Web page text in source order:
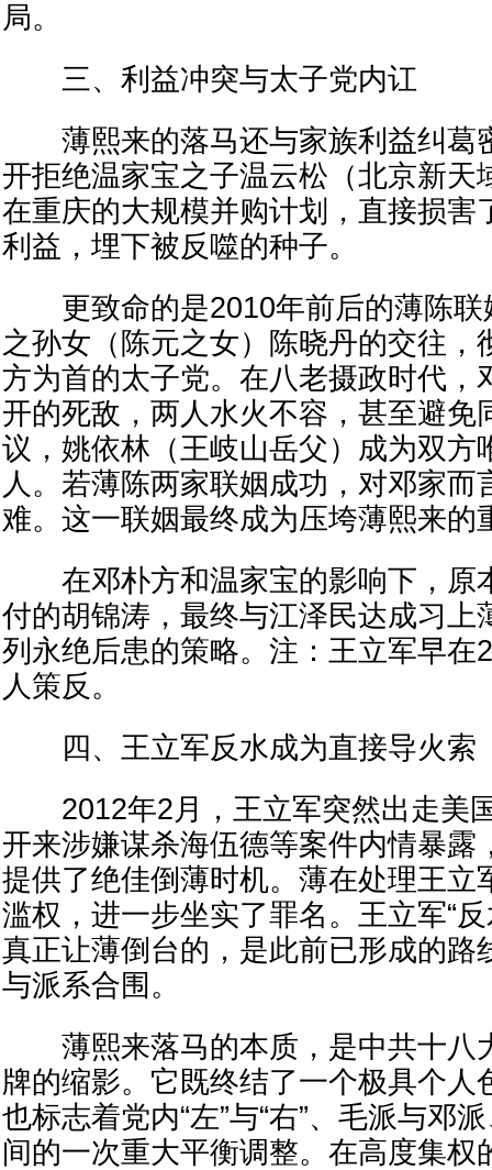
局。
三、利益冲突与太子党内讧
薄熙来的落马还与家族利益纠葛
开拒绝温家宝之子温云松（北京新天
在重庆的大规模并购计划，直接损害
利益，埋下被反噬的种子。
更致命的是2010年前后的薄陈联
之孙女（陈元之女）陈晓丹的交往，
方为首的太子党。在八老摄政时代，
开的死敌，两人水火不容，甚至避免
议，姚依林（王岐山岳父）成为双方
人。若薄陈两家联姻成功，对邓家而
难。这一联姻最终成为压垮薄熙来的
在邓朴方和温家宝的影响下，原
付的胡锦涛，最终与江泽民达成习上
列永绝后患的策略。注：王立军早在
人策反。
四、王立军反水成为直接导火索
2012年2月，王立军突然出走美
开来涉嫌谋杀海伍德等案件内情暴露
提供了绝佳倒薄时机。薄在处理王立
滥权，进一步坐实了罪名。王立军“
真正让薄倒台的，是此前已形成的路
与派系合围。
薄熙来落马的本质，是中共十八
牌的缩影。它既终结了一个极具个人
也标志着党内“左”与“右”、毛派与邓
间的一次重大平衡调整。在高度集权